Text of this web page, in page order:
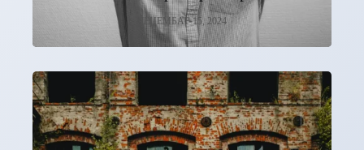
ДЕЦЕМБАР 15, 2024